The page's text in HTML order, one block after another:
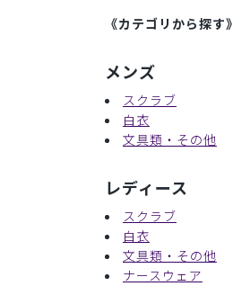
《カテゴリから探す》
メンズ
スクラブ
白衣
文具類・その他
レディース
スクラブ
白衣
文具類・その他
ナースウェア